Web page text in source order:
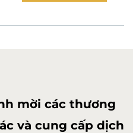
mời các thương
và cung cấp dịch